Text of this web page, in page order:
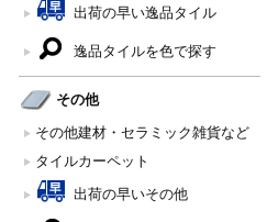
出荷の早い逸品タイル
逸品タイルを色で探す
その他
その他建材・セラミック雑貨など
タイルカーペット
出荷の早いその他